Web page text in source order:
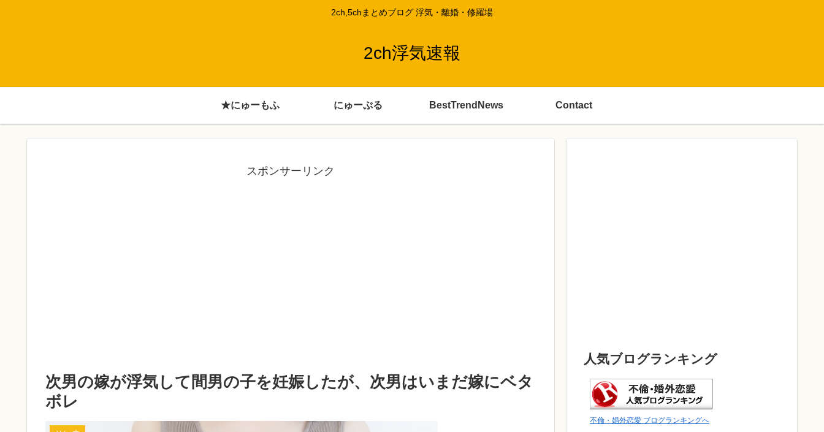
2ch,5chまとめブログ 浮気・離婚・修羅場
2ch浮気速報
★にゅーもふ にゅーぷる BestTrendNews Contact
スポンサーリンク
次男の嫁が浮気して間男の子を妊娠したが、次男はいまだ嫁にベタ
ボレ
人気ブログランキング
不倫・婚外恋愛 ブログランキングへ